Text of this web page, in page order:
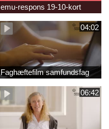
emu-respons 19-10-kort
04:02
Faghæftefilm samfundsfag
06:42